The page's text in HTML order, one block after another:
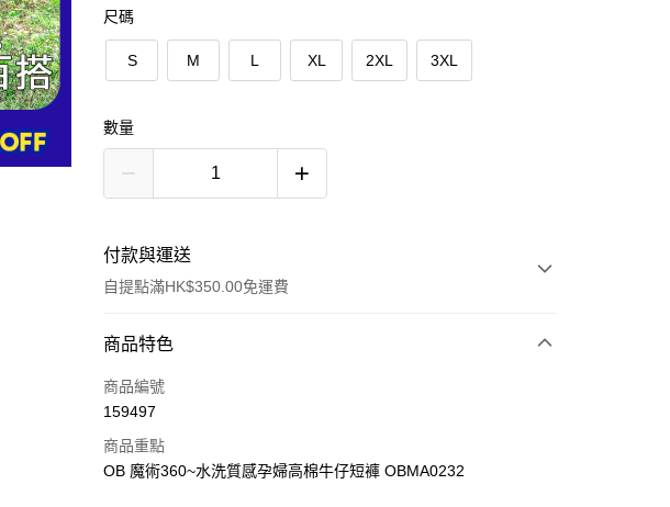
尺碼
S M L XL 2XL 3XL
數量
付款與運送
自提點滿HK$350.00免運費
付款方式
信用卡
AlipayHK
商品特色
商品編號
159497
商品重點
OB 魔術360~水洗質感孕婦高棉牛仔短褲 OBMA0232